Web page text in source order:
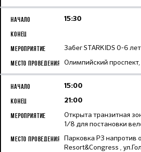
15:30
Забег STARKIDS 0-6
Олимпийский проспект,
15:00
21:00
Открыта транзитная
1/8 для постановки
Парковка Р3 напротив
Resort&Congress ,